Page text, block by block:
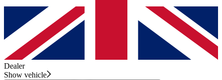
Dealer
Show vehicle